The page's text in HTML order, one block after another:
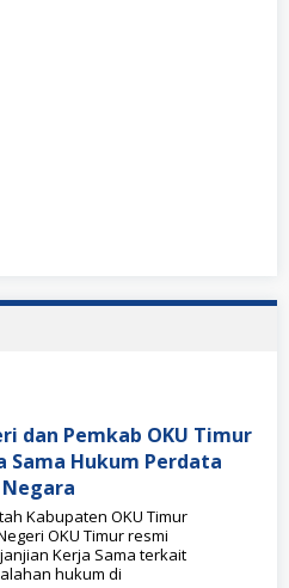
dan Pemkab OKU Timur
Sama Hukum Perdata
Kabupaten OKU Timur
OKU Timur resmi
Kerja Sama terkait
hukum di